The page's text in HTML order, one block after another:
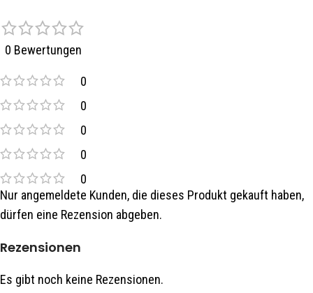
0 Bewertungen
0
0
0
0
0
Rezensionen
Es gibt noch keine Rezensionen.
Nur angemeldete Kunden, die dieses Produkt gekauft haben,
dürfen eine Rezension abgeben.